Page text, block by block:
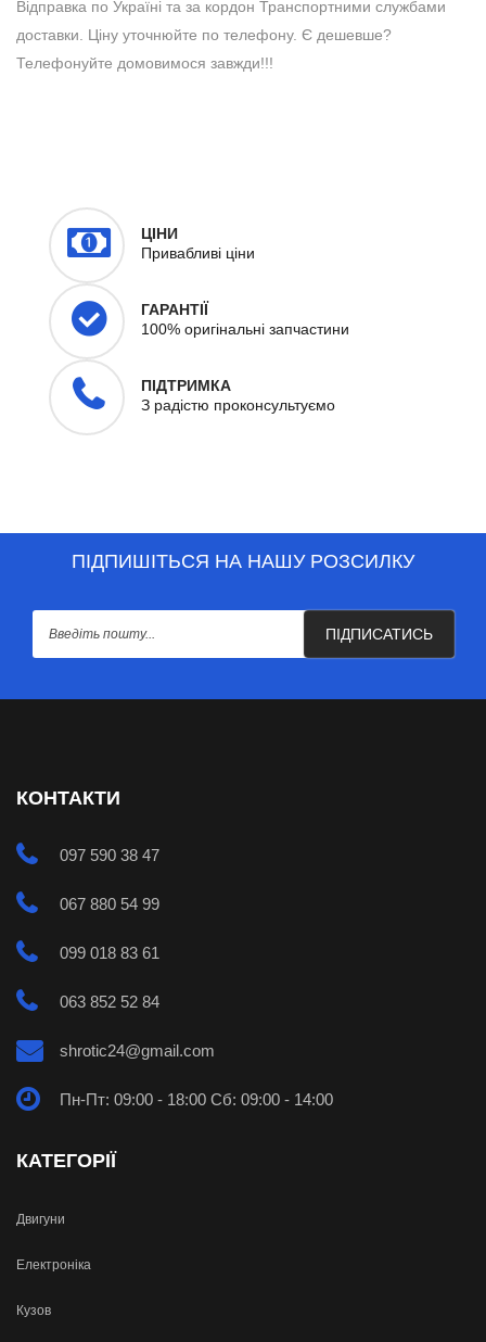
Відправка по Україні та за кордон Транспортними службами
доставки. Ціну уточнюйте по телефону. Є дешевше?
Телефонуйте домовимося завжди!!!
ЦІНИ
Привабливі ціни
ГАРАНТІЇ
100% оригінальні запчастини
ПІДТРИМКА
З радістю проконсультуємо
ПІДПИШІТЬСЯ НА НАШУ РОЗСИЛКУ
ПІДПИСАТИСЬ
КОНТАКТИ
097 590 38 47
067 880 54 99
099 018 83 61
063 852 52 84
shrotic24@gmail.com
Пн-Пт: 09:00 - 18:00 Сб: 09:00 - 14:00
КАТЕГОРІЇ
Двигуни
Електроніка
Кузов